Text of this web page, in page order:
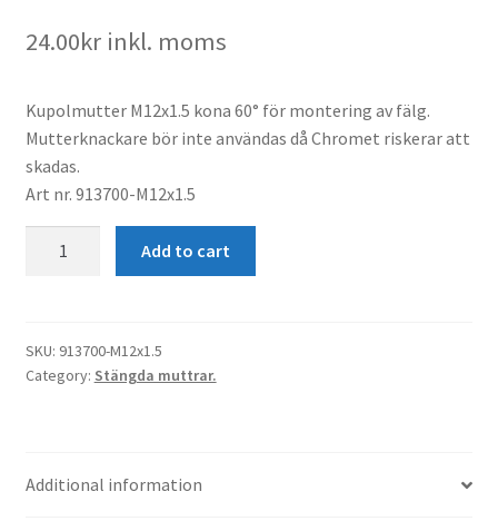
24.00krinkl. moms
Kupolmutter M12x1.5 kona 60° för montering av fälg.
Mutterknackare bör inte användas då Chromet riskerar att
skadas.
Art nr. 913700-M12x1.5
quantity
Add to cart
SKU: 913700-M12x1.5
Category: Stängda muttrar.
Additional information